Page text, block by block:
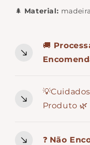
🌲 Material:
🚚
Produto 🌿
❓ Não